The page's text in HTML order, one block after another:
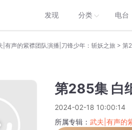
发现 分类 电台
|有声的紫襟团队演播|刀锋少年：斩妖之旅 > 第
第285集 白
2024-02-18 10:00:14
所属专辑： 武夫|有声的